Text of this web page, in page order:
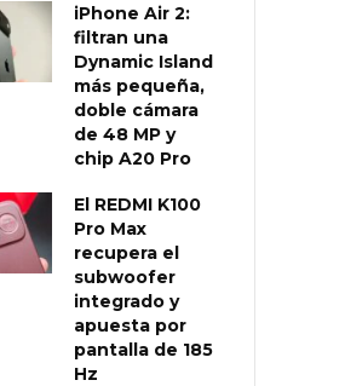
iPhone Air 2:
filtran una
Dynamic Island
más pequeña,
doble cámara
de 48 MP y
chip A20 Pro
El REDMI K100
Pro Max
recupera el
subwoofer
integrado y
apuesta por
pantalla de 185
Hz